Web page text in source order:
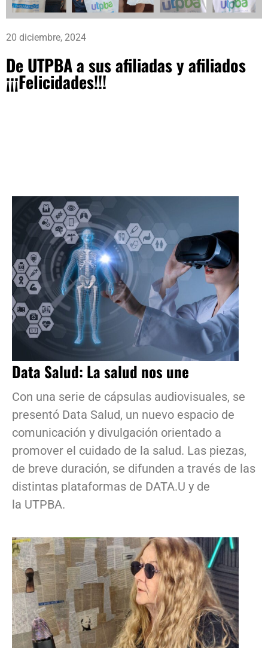
20 diciembre, 2024
De UTPBA a sus afiliadas y afiliados
¡¡¡Felicidades!!!
Data Salud: La salud nos une
Con una serie de cápsulas audiovisuales, se
presentó Data Salud, un nuevo espacio de
comunicación y divulgación orientado a
promover el cuidado de la salud. Las piezas,
de breve duración, se difunden a través de las
distintas plataformas de DATA.U y de
la UTPBA.